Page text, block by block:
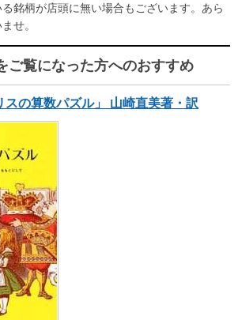
銘柄が店頭に無い場合もございます。あら
せ。
ご覧になった方へのおすすめ
スの算数パズル」 山崎直美著・訳